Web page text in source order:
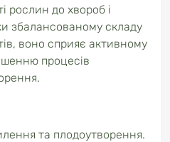
рослин до хвороб і
збалансованому складу
воно сприяє активному
процесів
та плодоутворення.